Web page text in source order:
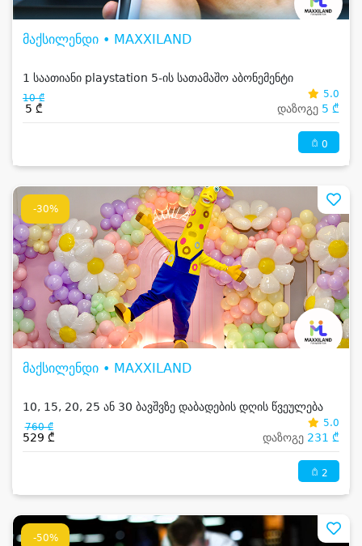
მაქსილენდი • MAXXILAND
1 საათიანი playstation 5-ის სათამაშო აბონემენტი
10 ₾
5 ₾
5.0
დაზოგე 5 ₾
0
-30%
მაქსილენდი • MAXXILAND
10, 15, 20, 25 ან 30 ბავშვზე დაბადების დღის წვეულება
760 ₾
529 ₾
5.0
დაზოგე 231 ₾
2
-50%